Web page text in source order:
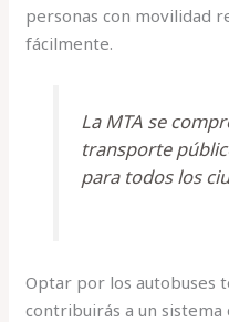
personas con movilidad
fácilmente.
La MTA se
transporte
para todos los
Optar por los autobuses
contribuirás a un